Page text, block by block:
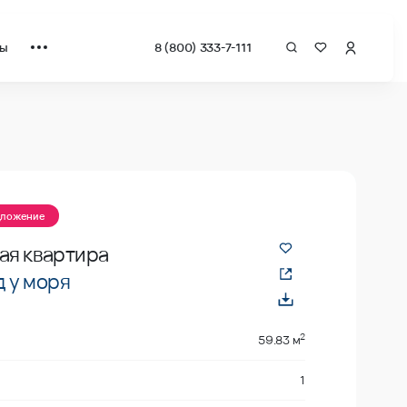
8 (800) 333-7-111
квартира
у моря
59.83 м2
1